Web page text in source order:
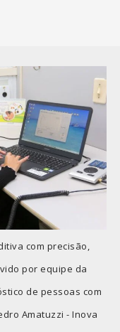
com precisão,
por equipe da
de pessoas com
Amatuzzi - Inova